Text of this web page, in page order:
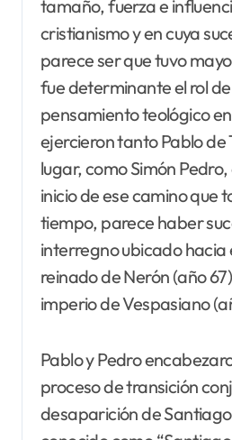
tamaño, fuerza e
cristianismo y en cuya
parece ser que tuvo
fue determinante el rol
pensamiento teológico
ejercieron tanto Pablo de
lugar, como Simón
inicio de ese camino que
tiempo, parece haber
interregno ubicado hacia
reinado de Nerón (año
imperio de Vespasiano
Pablo y Pedro
proceso de transición
desaparición de